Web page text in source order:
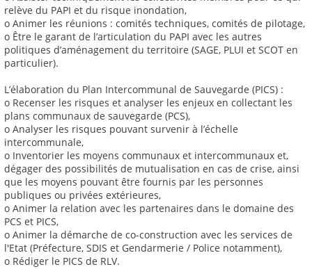
relève du PAPI et du risque inondation,
o Animer les réunions : comités techniques, comités de pilotage,
o Être le garant de l’articulation du PAPI avec les autres
politiques d’aménagement du territoire (SAGE, PLUI et SCOT en
particulier).
L’élaboration du Plan Intercommunal de Sauvegarde (PICS) :
o Recenser les risques et analyser les enjeux en collectant les
plans communaux de sauvegarde (PCS),
o Analyser les risques pouvant survenir à l’échelle
intercommunale,
o Inventorier les moyens communaux et intercommunaux et,
dégager des possibilités de mutualisation en cas de crise, ainsi
que les moyens pouvant être fournis par les personnes
publiques ou privées extérieures,
o Animer la relation avec les partenaires dans le domaine des
PCS et PICS,
o Animer la démarche de co-construction avec les services de
l'Etat (Préfecture, SDIS et Gendarmerie / Police notamment),
o Rédiger le PICS de RLV.